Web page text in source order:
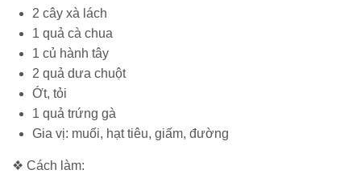
2 cây xà lách
1 quả cà chua
1 củ hành tây
2 quả dưa chuột
Ớt, tỏi
1 quả trứng gà
Gia vị: muối, hạt tiêu, giấm, đường
❖ Cách làm: